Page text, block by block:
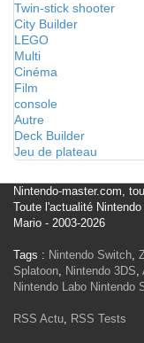
Twin-stick shooter
City Builder
LEGO
Multi
Cinéma
Film
console
Autre
Deck Builder
Jeu de plateau
Nintendo-master.com,
Toute l'actualité
Mario - 2003-2026
Tags : Nintendo Switch,
Splatoon, Nintendo 3DS,
Nintendo Labo Nintendo
RSS Actu, RSS Tests